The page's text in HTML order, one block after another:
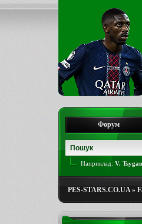
Форум
Наприклад: V.
PES-STARS.CO.UA»